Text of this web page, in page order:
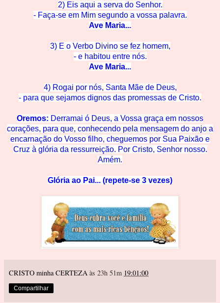
2) Eis aqui a serva do Senhor.
- Faça-se em Mim segundo a vossa palavra.
Ave Maria...
3) E o Verbo Divino se fez homem,
- e habitou entre nós.
Ave Maria...
4) Rogai por nós, Santa Mãe de Deus,
- para que sejamos dignos das promessas de Cristo.
Oremos: Derramai ó Deus, a Vossa graça em nossos
corações, para que, conhecendo pela mensagem do anjo a
encarnação do Vosso filho, cheguemos por Sua Paixão e
Cruz à glória da ressurreição. Por Cristo, Senhor nosso.
Amém.
Glória ao Pai... (repete-se 3 vezes)
CRISTO minha CERTEZA às 23h 51m 19:01:00
Compartilhar